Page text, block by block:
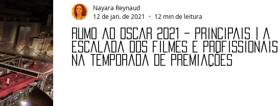
Rumo ao Oscar 2021 – Principais | A
escalada dos filmes e profissionais
na temporada de premiações
Nayara Reynaud
12 de jan. de 2021
12 min de leitura